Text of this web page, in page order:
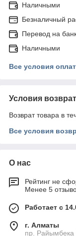
Наличными
Безналичный
Перевод на
Наличными
Все условия
Условия
Возврат товара в
Все условия
О нас
Рейтинг не
Менее 5
Работает с
г. Алматы
пр. Райымбека